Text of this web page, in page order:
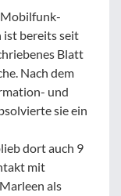
Mobilfunk-
ist bereits seit
Blatt
Nach dem
und
sie ein
dort auch 9
mit
als